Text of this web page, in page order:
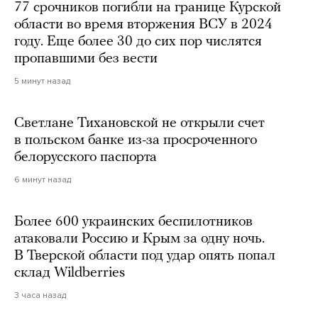
77 срочников погибли на границе Курской
области во время вторжения ВСУ в 2024
году. Еще более 30 до сих пор числятся
пропавшими без вести
5 минут назад
Светлане Тихановской не открыли счет
в польском банке из-за просроченного
белорусского паспорта
6 минут назад
Более 600 украинских беспилотников
атаковали Россию и Крым за одну ночь.
В Тверской области под удар опять попал
склад Wildberries
3 часа назад